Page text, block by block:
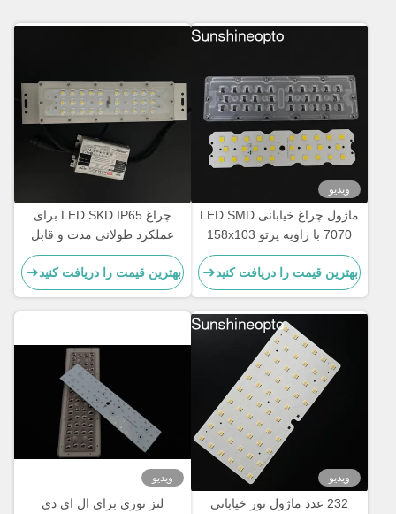
ویدیو
ماژول چراغ خیابانی LED SMD
7070 با زاویه پرتو 158x103
درجه و تراشه LED 5050SMD
برای روشنایی پیاده رو 50W-
120W
بهترین قیمت را دریافت کنید
چراغ LED SKD IP65 برای
عملکرد طولانی مدت و قابل
اعتماد
بهترین قیمت را دریافت کنید
ویدیو
232 عدد ماژول نور خیابانی
ویدیو
لنز نوری برای ال ای دی